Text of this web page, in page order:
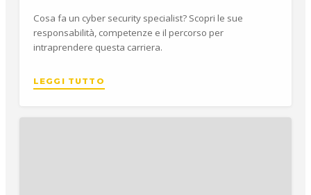
Cosa fa un cyber security specialist? Scopri le sue
responsabilità, competenze e il percorso per
intraprendere questa carriera.
LEGGI TUTTO